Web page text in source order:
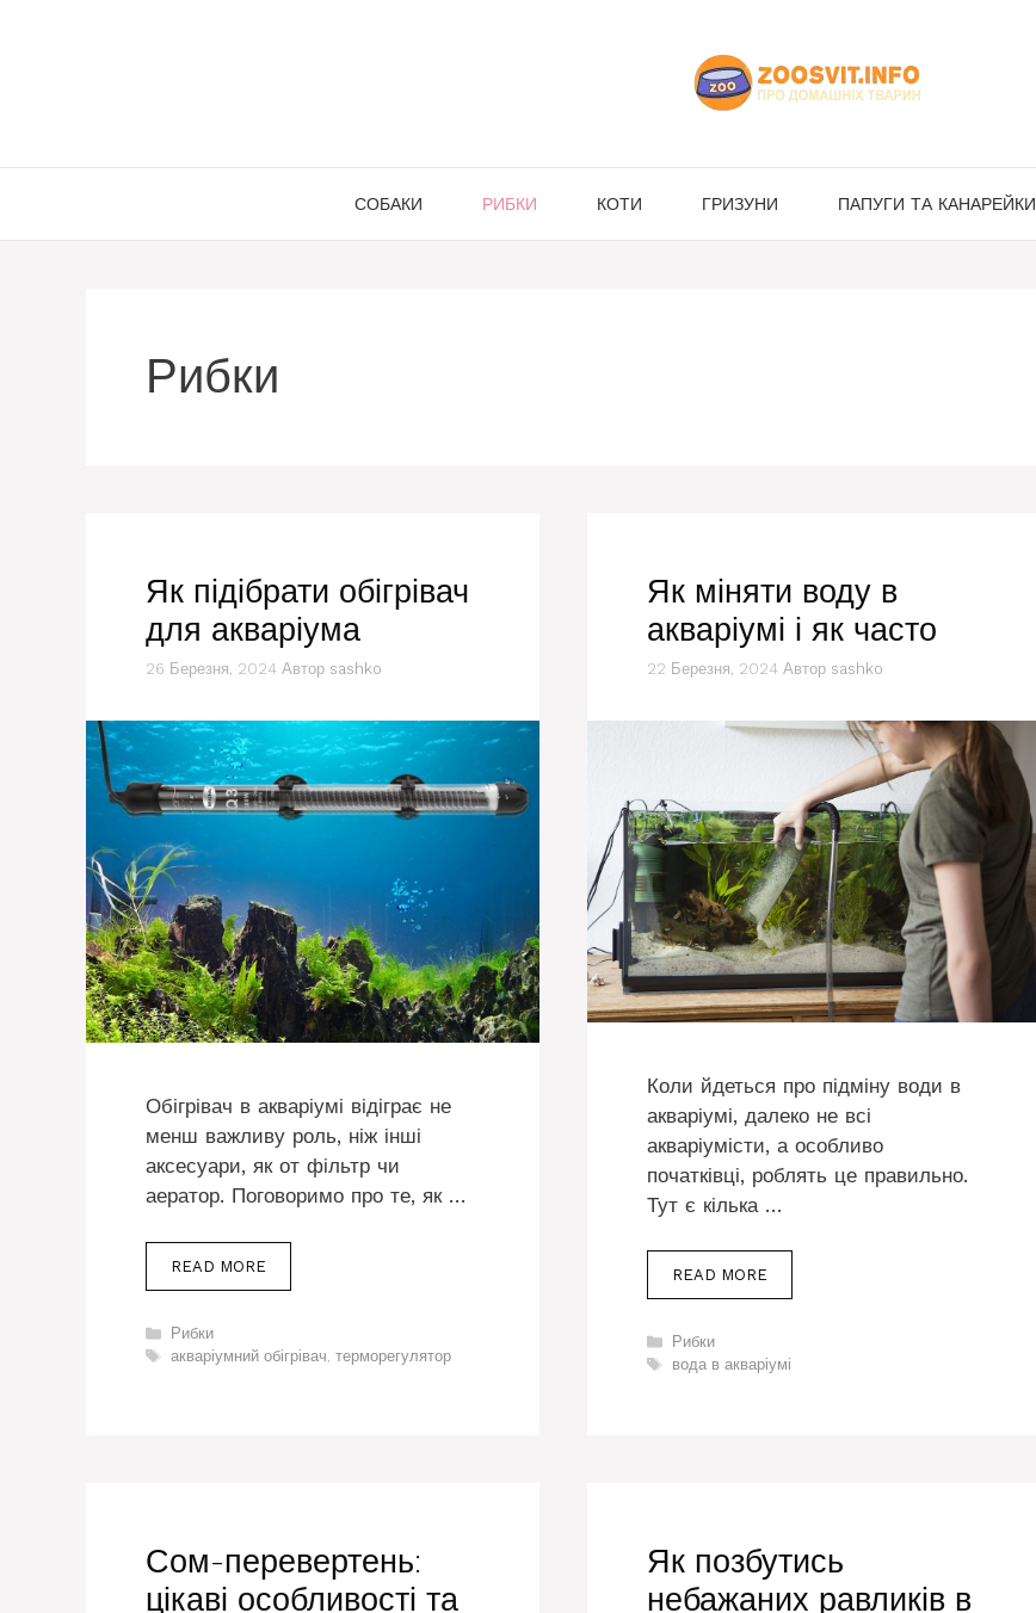
СОБАКИ РИБКИ КОТИ ГРИЗУНИ ПАПУГИ ТА КАНАРЕЙКИ
Рибки
Як підібрати обігрівач
для акваріума
26 Березня, 2024 Автор sashko
Обігрівач в акваріумі відіграє не
менш важливу роль, ніж інші
аксесуари, як от фільтр чи
аератор. Поговоримо про те, як …
READ MORE
Категорії
Рибки
Позначки
акваріумний обігрівач терморегулятор
Як міняти воду в
акваріумі і як часто
22 Березня, 2024 Автор sashko
Коли йдеться про підміну води в
акваріумі, далеко не всі
акваріумісти, а особливо
початківці, роблять це правильно.
Тут є кілька …
READ MORE
Категорії
Рибки
Позначки
вода в акваріумі
Сом-перевертень:
цікаві особливості та
Як позбутись
небажаних равликів в